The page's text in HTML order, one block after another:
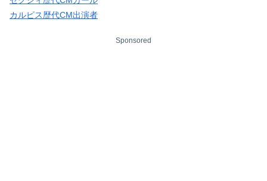
カルピス歴代CM出演者
Sponsored